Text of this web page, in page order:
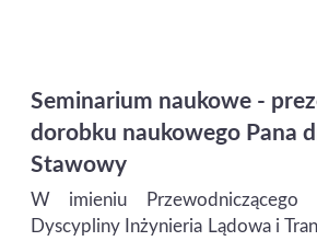
Seminarium naukowe -
dorobku naukowego Pana
Stawowy
W imieniu Przewodniczącego
Dyscypliny Inżynieria Lądowa i